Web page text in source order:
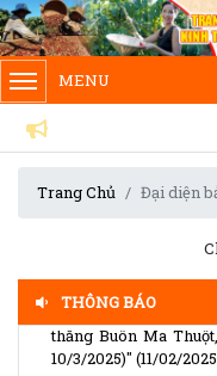
MENU
Trang Chủ Đại diện
THÔNG BÁO
Chủ tịch Ủy ban
14:25)
Thể lệ Giải báo chí
VNMAC phát động
(Infographic) Cuộc
thắng Buôn Ma
10/3/2025)"(11/02/